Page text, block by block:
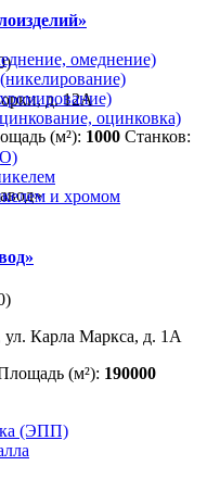
омеднение)
оцинковка)
и хромом
(ЭПП)
д. 12А
(м²): 1000 Станков:
ул. Карла Маркса, д. 1А
(м²): 190000